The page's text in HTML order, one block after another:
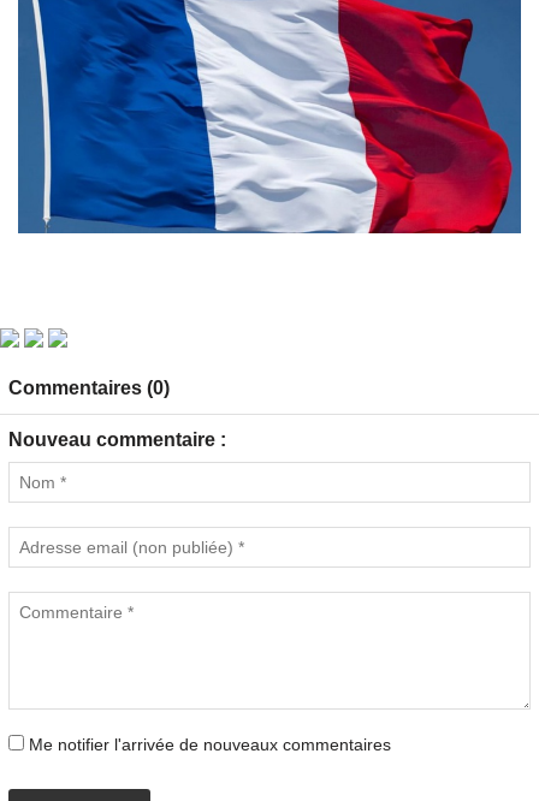
Commentaires (0)
Nouveau commentaire :
Me notifier l'arrivée de nouveaux commentaires